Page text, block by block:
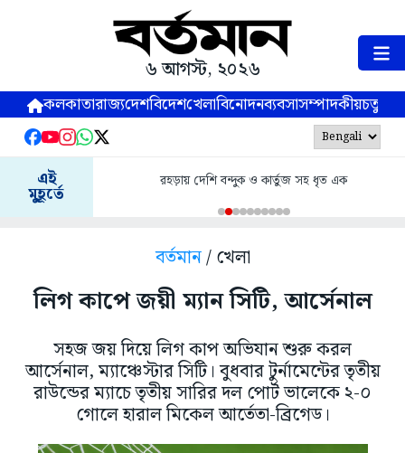
৬ আগস্ট, ২০২৬
কলকাতারাজ্যদেশবিদেশখেলাবিনোদনব্যবসাসম্পাদকীয়
এই
মুহূর্তে
রহড়ায় দেশি বন্দুক ও কার্তুজ সহ ধৃত এক
বর্তমান/ খেলা
লিগ কাপে জয়ী ম্যান সিটি, আর্সেনাল
সহজ জয় দিয়ে লিগ কাপ অভিযান শুরু করল
আর্সেনাল, ম্যাঞ্চেস্টার সিটি। বুধবার টুর্নামেন্টের তৃতীয়
রাউন্ডের ম্যাচে তৃতীয় সারির দল পোর্ট ভালেকে ২-০
গোলে হারাল মিকেল আর্তেতা-ব্রিগেড।